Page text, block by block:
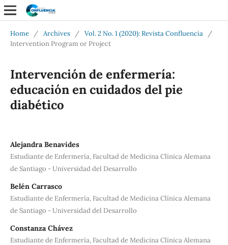
Home / Archives / Vol. 2 No. 1 (2020): Revista Confluencia
/
Intervention Program or Project
Intervención de enfermería:
educación en cuidados del pie
diabético
Alejandra Benavides
Estudiante de Enfermería, Facultad de Medicina Clínica Alemana
de Santiago - Universidad del Desarrollo
Belén Carrasco
Estudiante de Enfermería, Facultad de Medicina Clínica Alemana
de Santiago - Universidad del Desarrollo
Constanza Chávez
Estudiante de Enfermería, Facultad de Medicina Clínica Alemana